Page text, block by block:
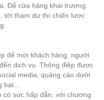
Để cửa hàng khai trương
tới tham dự thì chiến lược
để mời khách hàng, người
dịch vụ. Thông điệp được
media, quảng cáo dưới
bạt…
có sức hấp dẫn, với chương